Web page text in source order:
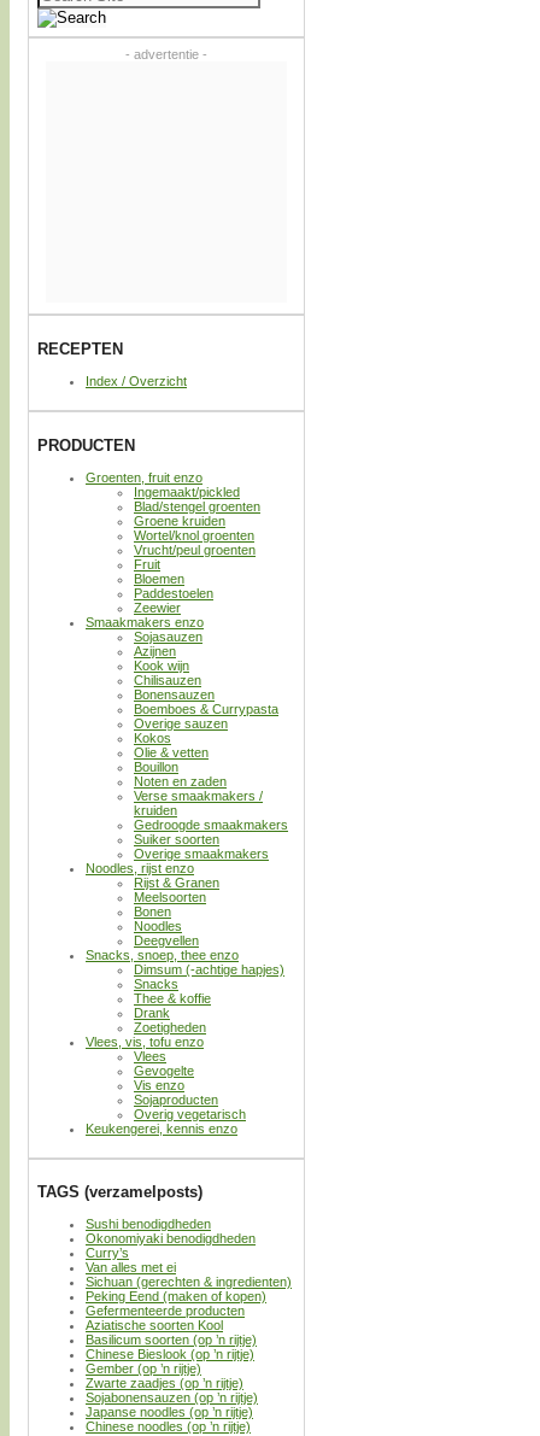
naar:
- advertentie -
RECEPTEN
Index / Overzicht
PRODUCTEN
Groenten, fruit enzo
Ingemaakt/pickled
Blad/stengel groenten
Groene kruiden
Wortel/knol groenten
Vrucht/peul groenten
Fruit
Bloemen
Paddestoelen
Zeewier
Smaakmakers enzo
Sojasauzen
Azijnen
Kook wijn
Chilisauzen
Bonensauzen
Boemboes & Currypasta
Overige sauzen
Kokos
Olie & vetten
Bouillon
Noten en zaden
Verse smaakmakers /
kruiden
Gedroogde smaakmakers
Suiker soorten
Overige smaakmakers
Noodles, rijst enzo
Rijst & Granen
Meelsoorten
Bonen
Noodles
Deegvellen
Snacks, snoep, thee enzo
Dimsum (-achtige hapjes)
Snacks
Thee & koffie
Drank
Zoetigheden
Vlees, vis, tofu enzo
Vlees
Gevogelte
Vis enzo
Sojaproducten
Overig vegetarisch
Keukengerei, kennis enzo
TAGS (verzamelposts)
Sushi benodigdheden
Okonomiyaki benodigdheden
Curry’s
Van alles met ei
Sichuan (gerechten & ingredienten)
Peking Eend (maken of kopen)
Gefermenteerde producten
Aziatische soorten Kool
Basilicum soorten (op ’n rijtje)
Chinese Bieslook (op ’n rijtje)
Gember (op ’n rijtje)
Zwarte zaadjes (op ’n rijtje)
Sojabonensauzen (op ’n rijtje)
Japanse noodles (op ’n rijtje)
Chinese noodles (op ’n rijtje)